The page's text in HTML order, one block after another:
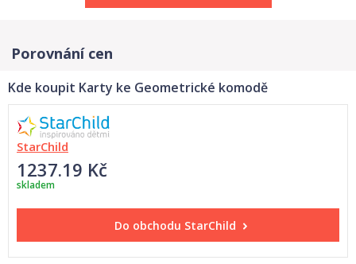
Porovnání cen
Kde koupit Karty ke Geometrické komodě
StarChild
1237.19 Kč
skladem
Do obchodu StarChild